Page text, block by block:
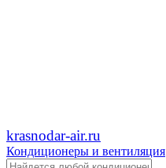
krasnodar-air.ru
Кондиционеры и вентиляция